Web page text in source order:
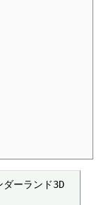
ーランド3D